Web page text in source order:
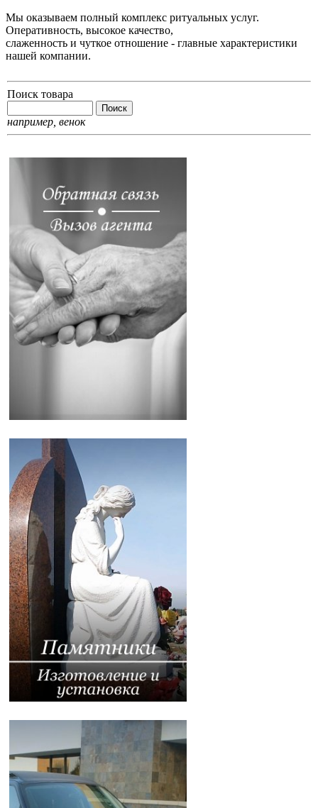
Мы оказываем полный комплекс ритуальных услуг.
Оперативность, высокое качество,
слаженность и чуткое отношение - главные характеристики
нашей компании.
Поиск товара
например, венок